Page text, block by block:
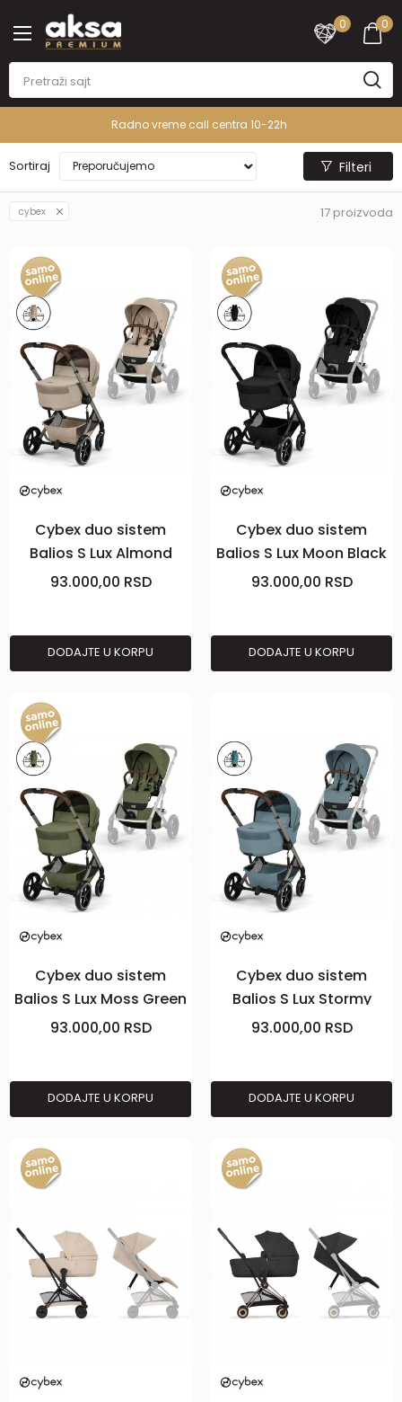
0
0
PREMIUM ASORTIMAN
Sortiraj Filteri
cybex 17 proizvoda
Cybex duo sistem
Balios S Lux Almond
Beige (taupe)
93.000,00 RSD
DODAJTE U KORPU
Cybex duo sistem
Balios S Lux Moon Black
(black)
93.000,00 RSD
DODAJTE U KORPU
Cybex duo sistem
Balios S Lux Moss Green
(taupe)
93.000,00 RSD
DODAJTE U KORPU
Cybex duo sistem
Balios S Lux Stormy
Blue (taupe)
93.000,00 RSD
DODAJTE U KORPU